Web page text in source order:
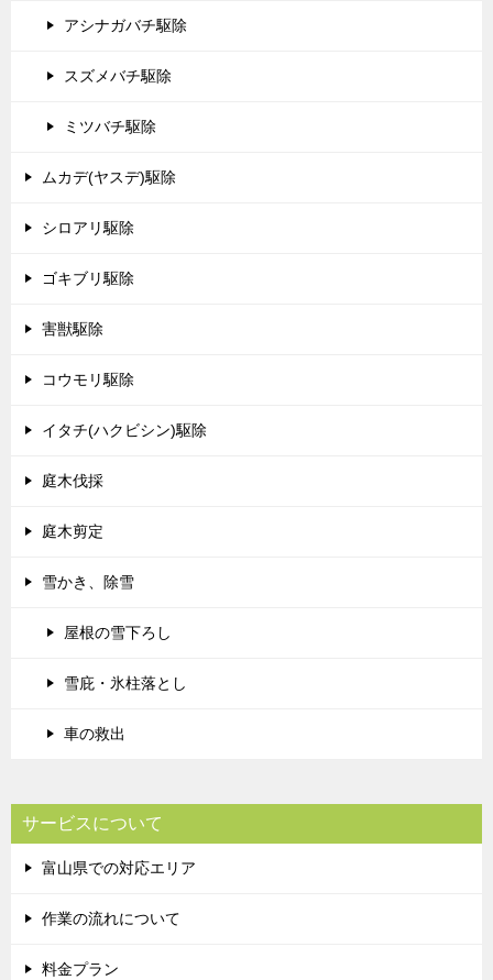
アシナガバチ駆除
スズメバチ駆除
ミツバチ駆除
ムカデ(ヤスデ)駆除
シロアリ駆除
ゴキブリ駆除
害獣駆除
コウモリ駆除
イタチ(ハクビシン)駆除
庭木伐採
庭木剪定
雪かき、除雪
屋根の雪下ろし
雪庇・氷柱落とし
車の救出
サービスについて
富山県での対応エリア
作業の流れについて
料金プラン